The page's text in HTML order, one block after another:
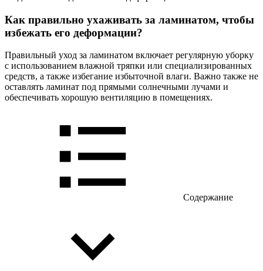
Как правильно ухаживать за ламинатом, чтобы
избежать его деформации?
Правильный уход за ламинатом включает регулярную уборку
с использованием влажной тряпки или специализированных
средств, а также избегание избыточной влаги. Важно также не
оставлять ламинат под прямыми солнечными лучами и
обеспечивать хорошую вентиляцию в помещениях.
Содержание